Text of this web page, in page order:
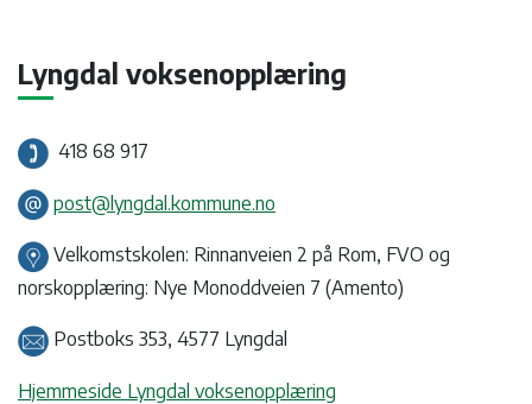
Lyngdal voksenopplæring
418 68 917
post@lyngdal.kommune.no
Velkomstskolen: Rinnanveien 2 på Rom, FVO og
norskopplæring: Nye Monoddveien 7 (Amento)
Postboks 353, 4577 Lyngdal
Hjemmeside Lyngdal voksenopplæring